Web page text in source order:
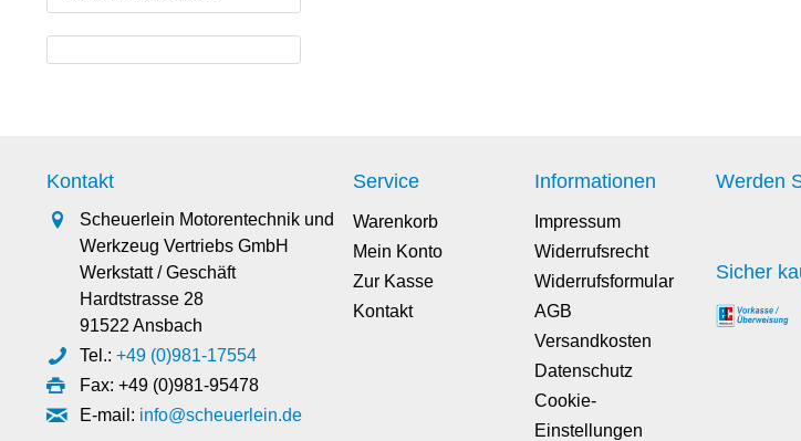
Kontakt
Scheuerlein Motorentechnik und
Werkzeug Vertriebs GmbH
Werkstatt / Geschäft
Hardtstrasse 28
91522 Ansbach
Tel.: +49 (0)981-17554
Fax: +49 (0)981-95478
E-mail: info@scheuerlein.de
Service
Warenkorb
Mein Konto
Zur Kasse
Kontakt
Informationen
Impressum
Widerrufsrecht
Widerrufsformular
AGB
Versandkosten
Datenschutz
Cookie-
Einstellungen
Werden
Sicher